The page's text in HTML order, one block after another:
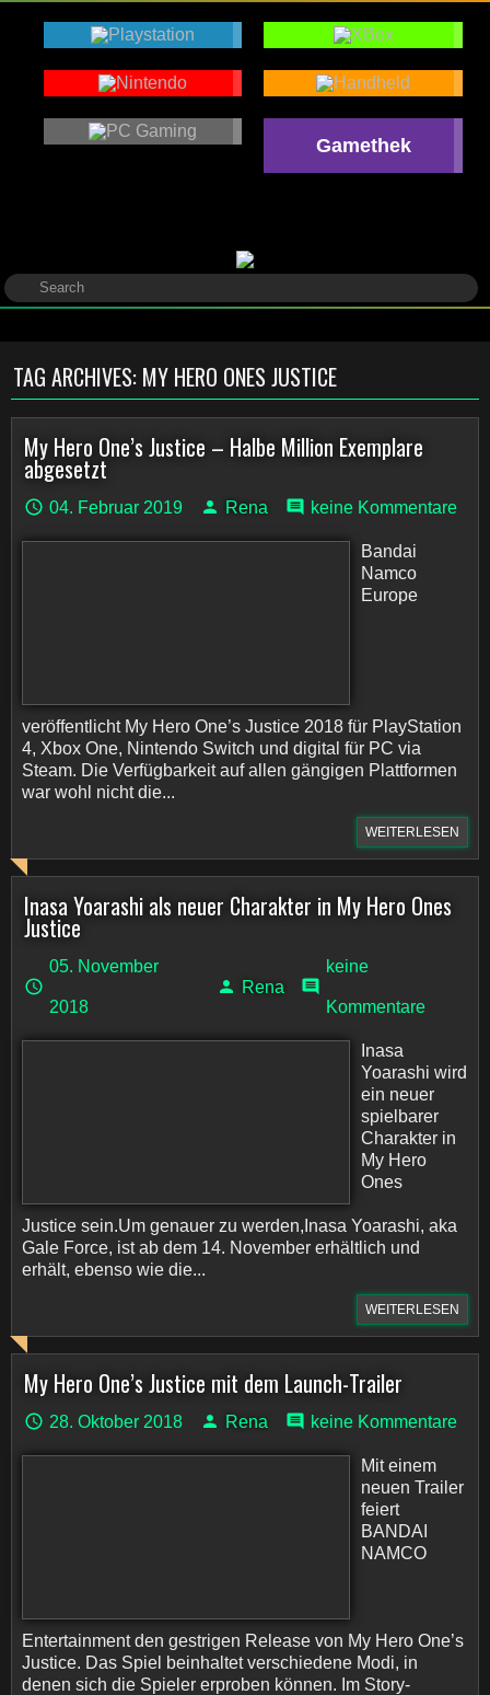
Gamethek
TAG ARCHIVES: MY HERO ONES JUSTICE
My Hero One’s Justice – Halbe Million Exemplare
abgesetzt
04. Februar 2019 Rena keine Kommentare
Bandai
Namco
Europe
veröffentlicht My Hero One’s Justice 2018 für PlayStation
4, Xbox One, Nintendo Switch und digital für PC via
Steam. Die Verfügbarkeit auf allen gängigen Plattformen
war wohl nicht die...
WEITERLESEN
Inasa Yoarashi als neuer Charakter in My Hero Ones
Justice
05. November
2018
Rena
keine
Kommentare
Inasa
Yoarashi wird
ein neuer
spielbarer
Charakter in
My Hero
Ones
Justice sein.Um genauer zu werden,Inasa Yoarashi, aka
Gale Force, ist ab dem 14. November erhältlich und
erhält, ebenso wie die...
WEITERLESEN
My Hero One’s Justice mit dem Launch-Trailer
28. Oktober 2018 Rena keine Kommentare
Mit einem
neuen Trailer
feiert
BANDAI
NAMCO
Entertainment den gestrigen Release von My Hero One’s
Justice. Das Spiel beinhaltet verschiedene Modi, in
denen sich die Spieler erproben können. Im Story-